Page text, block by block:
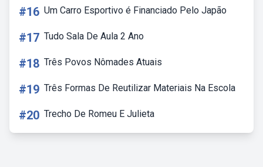
#16 Um Carro Esportivo é Financiado Pelo Japão
#17 Tudo Sala De Aula 2 Ano
#18 Três Povos Nômades Atuais
#19 Três Formas De Reutilizar Materiais Na Escola
#20 Trecho De Romeu E Julieta